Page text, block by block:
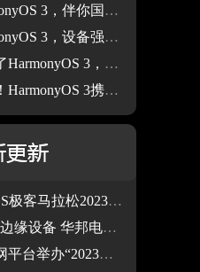
你国庆黄金，宅家出游两不误
强强组合打造全新家庭娱乐生活方式
体验究竟怎么样？看完就知道有多香！
3携手华为Mate 50系列带来强劲体验
启动 诚邀极客们用键盘码出无限可能！
电子推出8Mb Serial NOR Flash
低压电器智能化应用研讨会”